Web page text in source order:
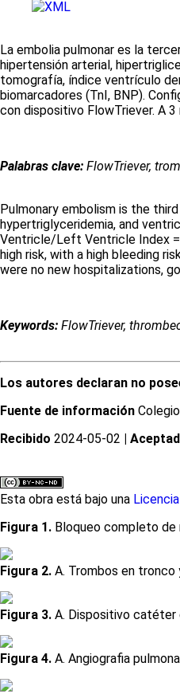
La embolia pulmonar es la
hipertensión arterial,
tomografía, índice ventrículo
biomarcadores (TnI, BNP).
con dispositivo FlowTriever. A
Palabras clave: FlowTriever,
Pulmonary embolism is the
hypertriglyceridemia, and
Ventricle/Left Ventricle Index =
high risk, with a high bleeding
were no new hospitalizations,
Keywords: FlowTriever,
Los autores declaran no
Fuente de información
Recibido 2024-05-02 |
Esta obra está bajo una
Figura 1. Bloqueo completo de
Figura 2. A. Trombos en tronco
Figura 3. A. Dispositivo catéter
Figura 4. A. Angiografia